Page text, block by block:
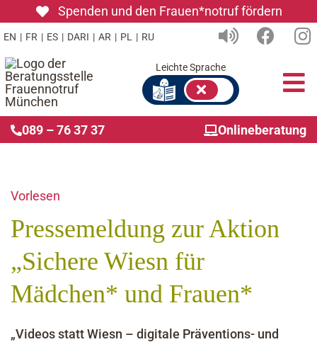
Spenden und den Frauen*notruf fördern
EN | FR | ES | DARI | AR | PL | RU
Leichte Sprache
089 – 76 37 37 Onlineberatung
Vorlesen
Pressemeldung zur Aktion
„Sichere Wiesn für
Mädchen* und Frauen*
„Videos statt Wiesn – digitale Präventions- und